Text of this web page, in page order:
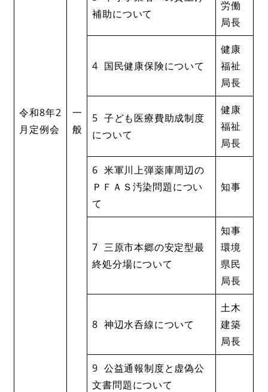
令和8年2
月定例会
一
般
補助について
労働
局長
4 国民健康保険について
健康
福祉
局長
5 子ども医療費助成制度
について
健康
福祉
局長
6 米軍川上弾薬庫周辺の
ＰＦＡＳ汚染問題につい
て
知事
7 三原市本郷の安定型最
終処分場について
知事
環境
県民
局長
8 神辺水呑線について
土木
建築
局長
9 公益通報制度と虚偽公
文書問題について